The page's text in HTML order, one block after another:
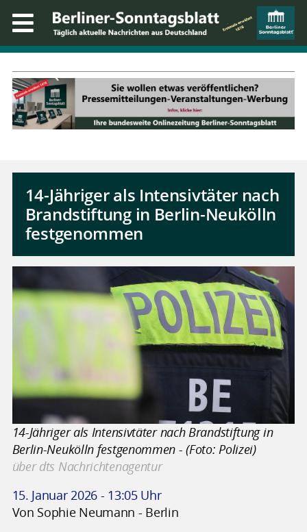
14-Jähriger als Intensivtäter nach
Brandstiftung in Berlin-Neukölln
festgenommen
14-Jähriger als Intensivtäter nach Brandstiftung in
Berlin-Neukölln festgenommen - (Foto: Polizei)
über dts Nachrichtenagentur
15. Januar 2026 - 13:05 Uhr
Von Sophie Neumann - Berlin